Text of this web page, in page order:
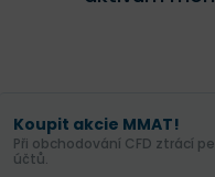
Koupit akcie MMAT!
Při obchodování CFD ztrácí
účtů.